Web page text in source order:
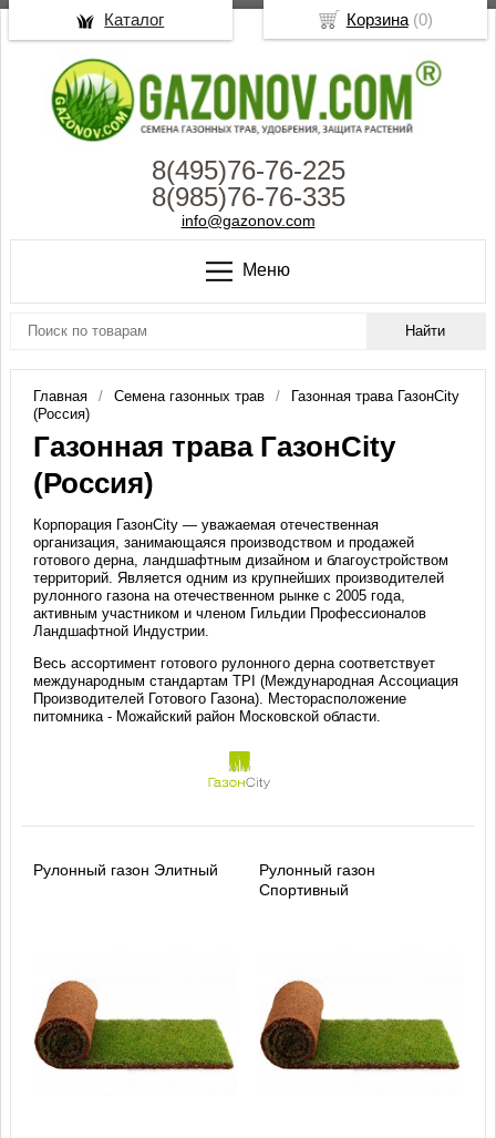
8(495)76-76-225
8(985)76-76-335
info@gazonov.com
Меню
Главная Семена газонных трав
Газонная трава ГазонCity
(Россия)
Газонная трава ГазонCity
(Россия)
Корпорация ГазонCity — уважаемая отечественная
организация, занимающаяся производством и продажей
готового дерна, ландшафтным дизайном и благоустройством
территорий. Является одним из крупнейших производителей
рулонного газона на отечественном рынке с 2005 года,
активным участником и членом Гильдии Профессионалов
Ландшафтной Индустрии.
Весь ассортимент готового рулонного дерна соответствует
международным стандартам TPI (Международная Ассоциация
Производителей Готового Газона). Месторасположение
питомника - Можайский район Московской области.
Рулонный газон Элитный
Рулонный газон
Спортивный
Корзина(0)
Каталог